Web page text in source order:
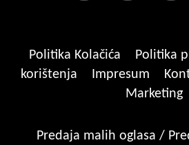
Politika Kolačića Politika
korištenja
Impresum
Marketing
Predaja malih oglasa /